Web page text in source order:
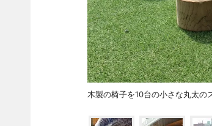
木製の椅子を10台の小さな丸太の